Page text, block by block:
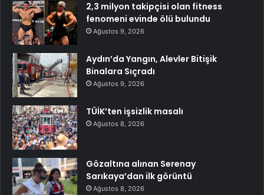
2,3 milyon takipçisi olan fitness
fenomeni evinde ölü bulundu
Ağustos 9, 2026
Aydın’da Yangın, Alevler Bitişik
Binalara Sıçradı
Ağustos 9, 2026
TÜİK’ten işsizlik masalı
Ağustos 8, 2026
Gözaltına alınan Serenay
Sarıkaya’dan ilk görüntü
Ağustos 8, 2026